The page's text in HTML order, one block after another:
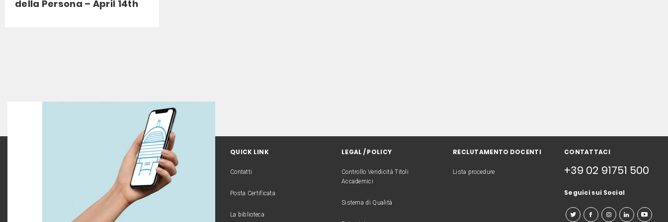
della Persona – April 14th
QUICK LINK
Contatti
Posta Certificata
La biblioteca
LEGAL / POLICY
Controllo Veridicità Titoli
Accademici
Sistema di Qualità
RECLUTAMENTO DOCENTI
Lista procedure
CONTATTACI
+39 02 91751 500
Seguici sui Social